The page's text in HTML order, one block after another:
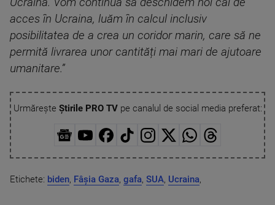
acces în Ucraina, luăm în calcul inclusiv
posibilitatea de a crea un coridor marin, care să ne
permită livrarea unor cantități mai mari de ajutoare
umanitare.”
Urmărește Știrile PRO TVpe canalul de social media preferat:
Etichete: biden, Fâșia Gaza, gafa, SUA, Ucraina,